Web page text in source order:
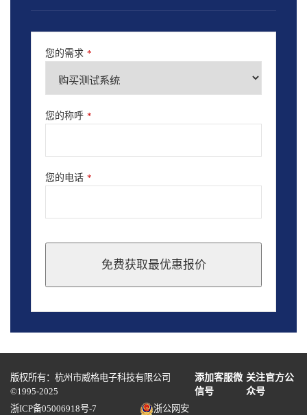
您的需求 *
您的称呼 *
您的电话 *
免费获取最优惠报价
should
blank
版权所有：杭州市威格电子科技有限公司
©1995-2025
添加客服微
信号
关注官方公
众号
浙ICP备05006918号-7
浙公网安